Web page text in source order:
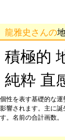
龍雅史さんの
積極的
純粋 直
個性を表す基礎的な
影響されます。主に
す。名前の合計画数。